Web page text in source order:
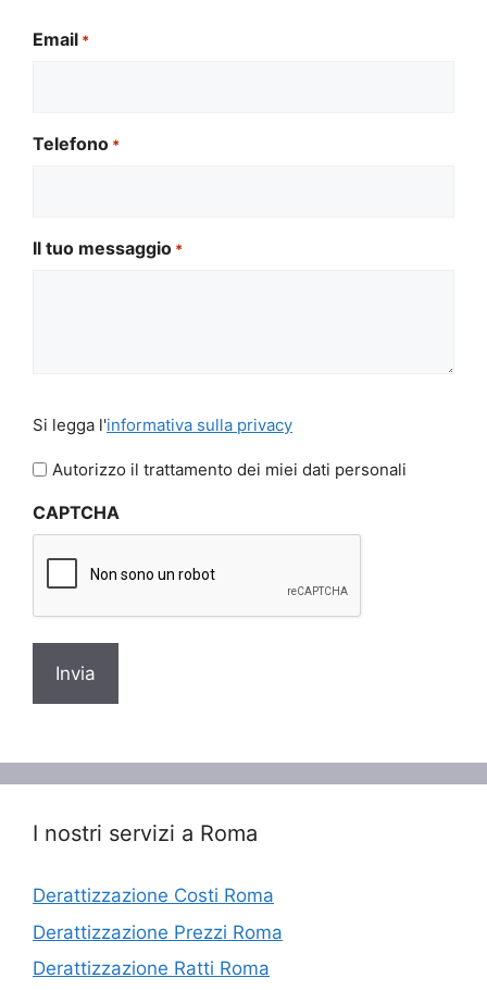
Email *
Telefono *
Il tuo messaggio *
legga
l'informativa
privacy
Si legga l'informativa sulla privacy
Autorizzo il trattamento dei miei dati personali
CAPTCHA
I nostri servizi a Roma
Derattizzazione Costi Roma
Derattizzazione Prezzi Roma
Derattizzazione Ratti Roma